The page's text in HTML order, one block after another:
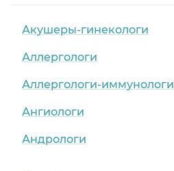
Акушеры-гинекологи
Аллергологи
Аллергологи-иммунологи
Ангиологи
Андрологи